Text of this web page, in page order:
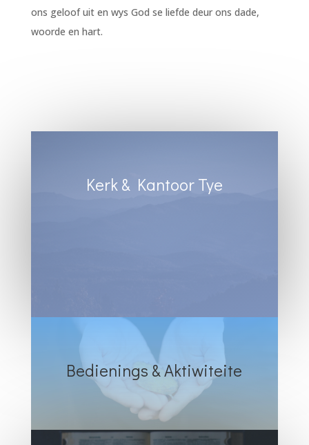
ons geloof uit en wys God se liefde deur ons dade,
woorde en hart.
Kerk & Kantoor Tye
Bedienings & Aktiwiteite